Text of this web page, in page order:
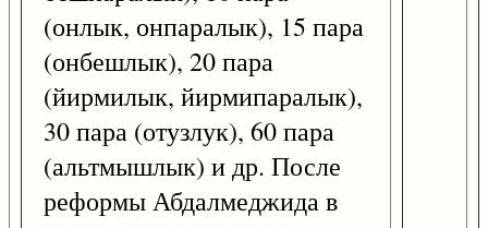
(онлык, онпаралык), 15 пара
(онбешлык), 20 пара
(йирмилык, йирмипаралык),
30 пара (отузлук), 60 пара
(альтмышлык) и др. После
реформы Абдалмеджида в